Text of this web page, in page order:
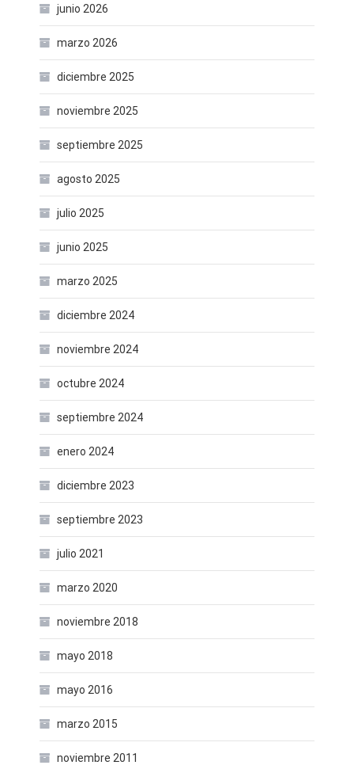
junio 2026
marzo 2026
diciembre 2025
noviembre 2025
septiembre 2025
agosto 2025
julio 2025
junio 2025
marzo 2025
diciembre 2024
noviembre 2024
octubre 2024
septiembre 2024
enero 2024
diciembre 2023
septiembre 2023
julio 2021
marzo 2020
noviembre 2018
mayo 2018
mayo 2016
marzo 2015
noviembre 2011